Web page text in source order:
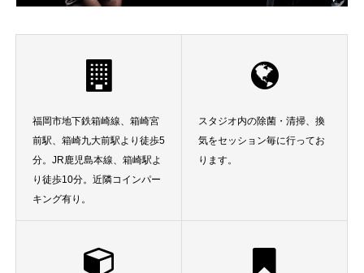
福岡市地下鉄箱崎線、箱崎宮
前駅、箱崎九大前駅より徒歩5
分。JR鹿児島本線、箱崎駅よ
り徒歩10分。近隣コインパー
キング有り。
スタジオ内の除菌・清掃、換
気をセッション毎に行ってお
ります。